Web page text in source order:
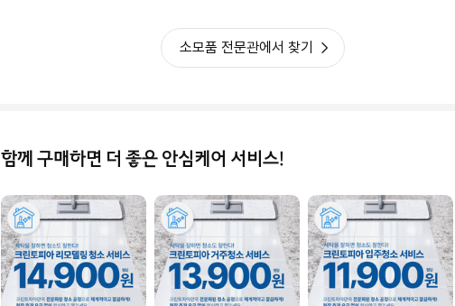
소모품 전문관에서 찾기
함께 구매하면 더 좋은 안심케어 서비스!